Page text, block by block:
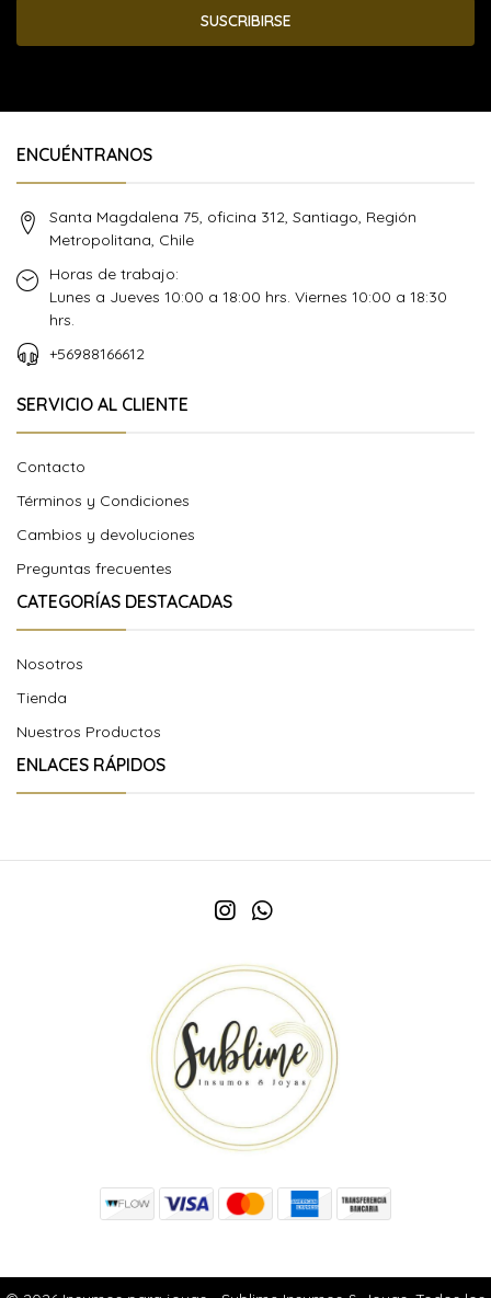
SUSCRIBIRSE
ENCUÉNTRANOS
Santa Magdalena 75, oficina 312, Santiago, Región
Metropolitana, Chile
Horas de trabajo:
Lunes a Jueves 10:00 a 18:00 hrs. Viernes 10:00 a 18:30
hrs.
+56988166612
SERVICIO AL CLIENTE
Contacto
Términos y Condiciones
Cambios y devoluciones
Preguntas frecuentes
CATEGORÍAS DESTACADAS
Nosotros
Tienda
Nuestros Productos
ENLACES RÁPIDOS